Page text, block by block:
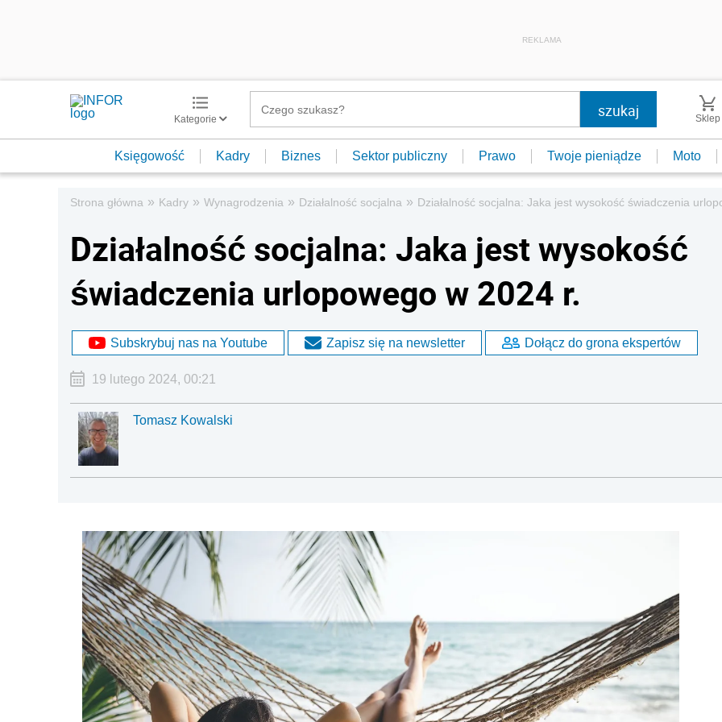
REKLAMA
Kategorie Sklep
Księgowość Kadry Biznes Sektor publiczny Prawo Twoje pieniądze Moto
Strona główna » Kadry » Wynagrodzenia » Działalność socjalna » Działalność socjalna: Jaka jest wysokość świadczenia
Działalność socjalna: Jaka jest wysokość
świadczenia urlopowego w 2024 r.
Subskrybuj nas na Youtube Zapisz się na newsletter Dołącz do grona ekspertów
19 lutego 2024, 00:21
Tomasz Kowalski